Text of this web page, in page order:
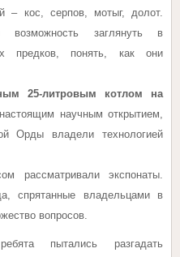
– кос, серпов, мотыг, долот.
заглянуть в
предков, понять, как они
25-литровым котлом на
научным открытием,
Орды владели технологией
рассматривали экспонаты.
спрятанные владельцами в
вопросов.
пытались разгадать